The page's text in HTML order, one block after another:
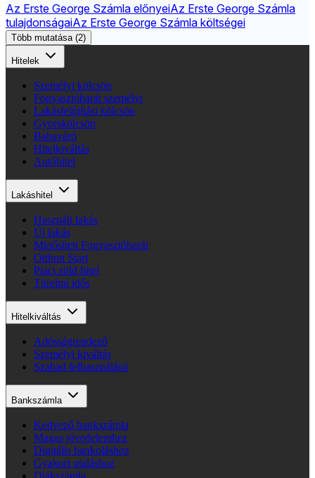
Az Erste George Számla előnyeiAz Erste George Számla
tulajdonságaiAz Erste George Számla költségei
Több mutatása (2)
Hitelek
Személyi kölcsön
Fogyasztóbarát személyi
Lakásfelújítási kölcsön
Gyorskölcsön
Babaváró
Hitelkiváltás
Autóhitel
Lakáshitel
Használt lakás
Új lakás
Minősített Fogyasztóbarát
Otthon Start
Piaci zöld hitel
Türelmi idős
Hitelkiváltás
Adósságrendező
Személyi kiváltás
Szabad felhasználású
Bankszámla
Kedvező bankszámla
Magas jövedelemhez
Digitális bankoláshoz
Gyakori utaláshoz
Diákszámla